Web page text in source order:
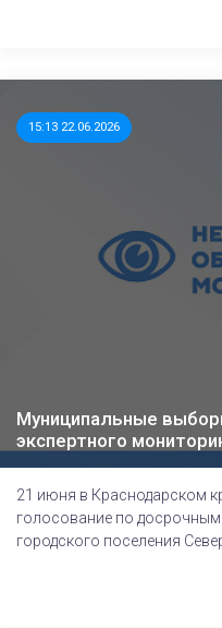
15:13 22.06.2026
Муниципальные
экспертного
21 июня в Краснодарском
голосование по
городского поселения